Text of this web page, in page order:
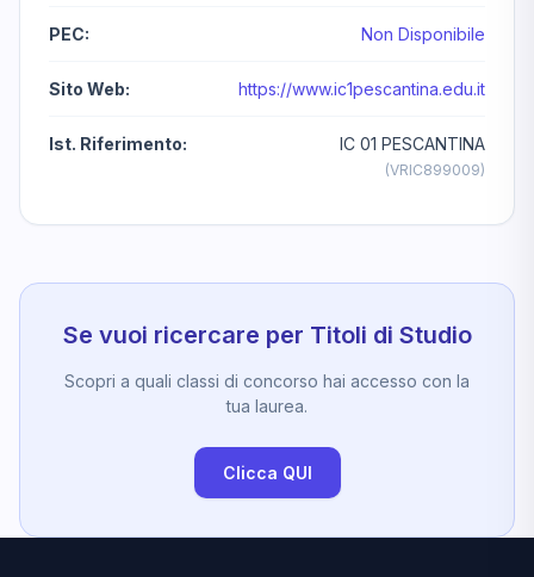
PEC: Non Disponibile
Sito Web: https://www.ic1pescantina.edu.it
Ist. Riferimento: IC 01 PESCANTINA
(VRIC899009)
Se vuoi ricercare per Titoli di Studio
Scopri a quali classi di concorso hai accesso con la
tua laurea.
Clicca QUI